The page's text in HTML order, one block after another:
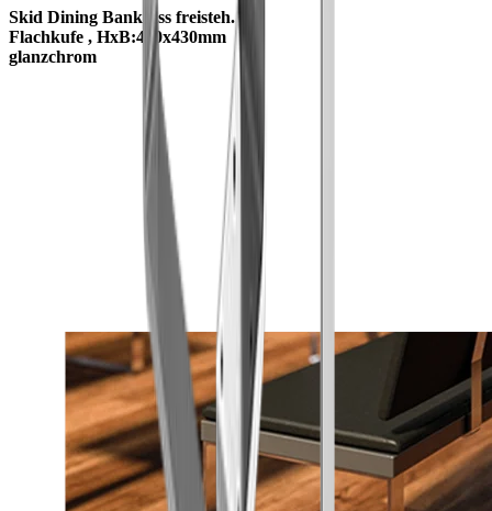
Skid Dining Bankfuss freisteh.
Flachkufe , HxB:420x430mm
glanzchrom